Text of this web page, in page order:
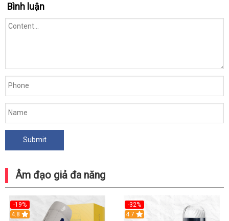
Bình luận
Âm đạo giả đa năng
-19%
Hot
4.8
-32%
Hot
4.7